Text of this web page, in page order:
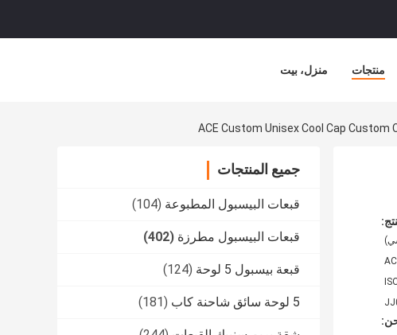
منزل، بيت منتجات
ACE Custom Unisex Cool Cap Custom
جميع المنتجات
قبعات البيسبول المطبوعة (104)
قبعات البيسبول مطرزة (402)
قبعة بيسبول 5 لوحة (124)
5 لوحة سائق شاحنة كاب (181)